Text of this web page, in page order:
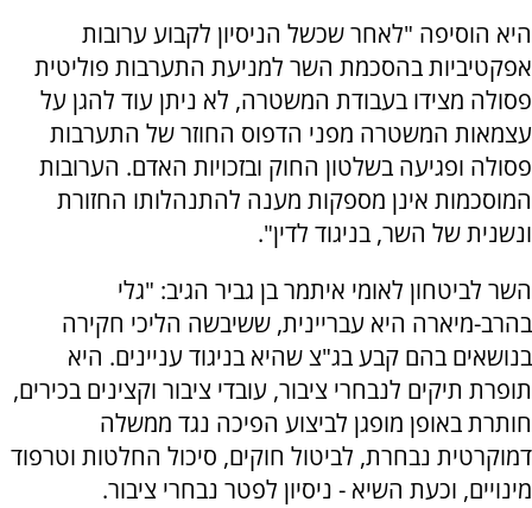
היא הוסיפה "לאחר שכשל הניסיון לקבוע ערובות
אפקטיביות בהסכמת השר למניעת התערבות פוליטית
פסולה מצידו בעבודת המשטרה, לא ניתן עוד להגן על
עצמאות המשטרה מפני הדפוס החוזר של התערבות
פסולה ופגיעה בשלטון החוק ובזכויות האדם. הערובות
המוסכמות אינן מספקות מענה להתנהלותו החזורת
ונשנית של השר, בניגוד לדין".
השר לביטחון לאומי איתמר בן גביר הגיב: "גלי
בהרב-מיארה היא עבריינית, ששיבשה הליכי חקירה
בנושאים בהם קבע בג"צ שהיא בניגוד עניינים. היא
תופרת תיקים לנבחרי ציבור, עובדי ציבור וקצינים בכירים,
חותרת באופן מופגן לביצוע הפיכה נגד ממשלה
דמוקרטית נבחרת, לביטול חוקים, סיכול החלטות וטרפוד
מינויים, וכעת השיא - ניסיון לפטר נבחרי ציבור.